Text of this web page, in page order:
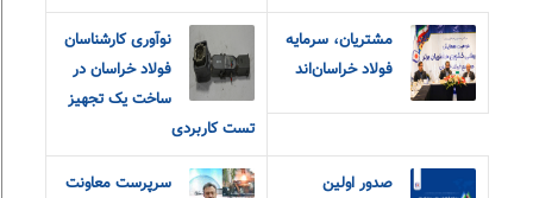
مشتریان، سرمایه
فولاد خراسان‌اند
نوآوری کارشناسان
فولاد خراسان در
ساخت یک تجهیز
تست کاربردی
صدور اولین
سرپرست معاونت